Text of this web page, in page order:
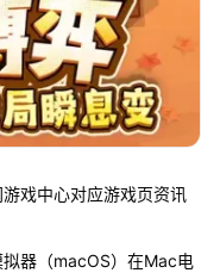
戏中心对应游戏页资讯
器（macOS）在Mac电